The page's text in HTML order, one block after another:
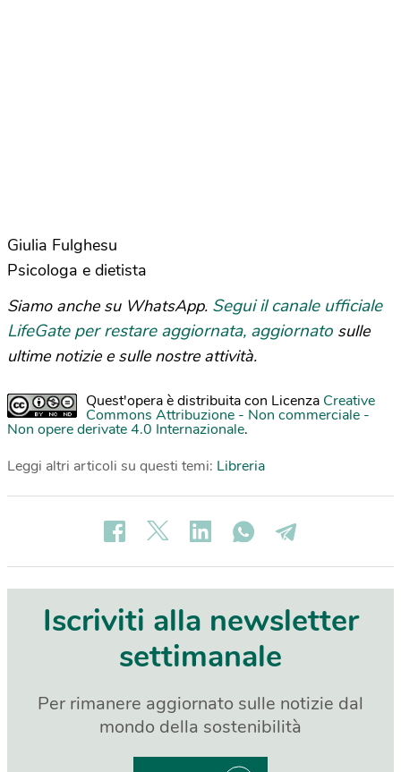
Giulia Fulghesu
Psicologa e dietista
Siamo anche su WhatsApp. Segui il canale ufficiale
LifeGate per restare aggiornata, aggiornato sulle
ultime notizie e sulle nostre attività.
Quest'opera è distribuita con Licenza Creative
Commons Attribuzione - Non commerciale -
Non opere derivate 4.0 Internazionale.
Leggi altri articoli su questi temi: Libreria
Iscriviti alla newsletter
settimanale
Per rimanere aggiornato sulle notizie dal
mondo della sostenibilità